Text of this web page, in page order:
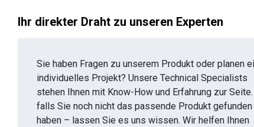
Ihr direkter Draht zu unseren Experten
Sie haben Fragen zu unserem Produkt oder planen
individuelles Projekt? Unsere Technical Specialists
stehen Ihnen mit Know-How und Erfahrung zur
falls Sie noch nicht das passende Produkt gefunden
haben – lassen Sie es uns wissen. Wir helfen Ihnen